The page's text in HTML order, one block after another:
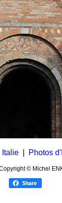
Italie| Photos
© Michel